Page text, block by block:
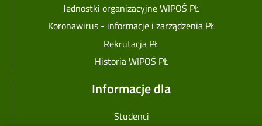
Jednostki organizacyjne WIPOŚ PŁ
Koronawirus - informacje i zarządzenia PŁ
Rekrutacja PŁ
Historia WIPOŚ PŁ
Informacje dla
Studenci